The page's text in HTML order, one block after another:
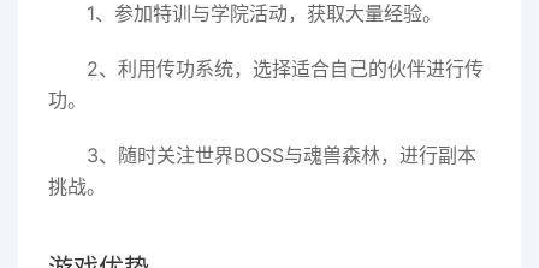
1、参加特训与学院活动，获取大量经验。
2、利用传功系统，选择适合自己的伙伴进行传
功。
3、随时关注世界BOSS与魂兽森林，进行副本
挑战。